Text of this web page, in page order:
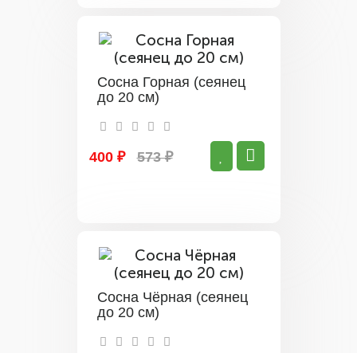
Сосна Горная (сеянец
до 20 см)
400 ₽ 573 ₽
Сосна Чёрная (сеянец
до 20 см)